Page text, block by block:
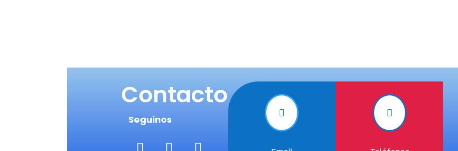
Contacto
Seguinos
 